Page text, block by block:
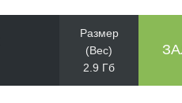
Размер
(Вес)
2.9 Гб